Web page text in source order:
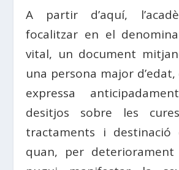
A partir d’aquí,
focalitzar en el
vital, un document
una persona major
expressa
desitjos sobre les
tractaments i destinació
quan, per